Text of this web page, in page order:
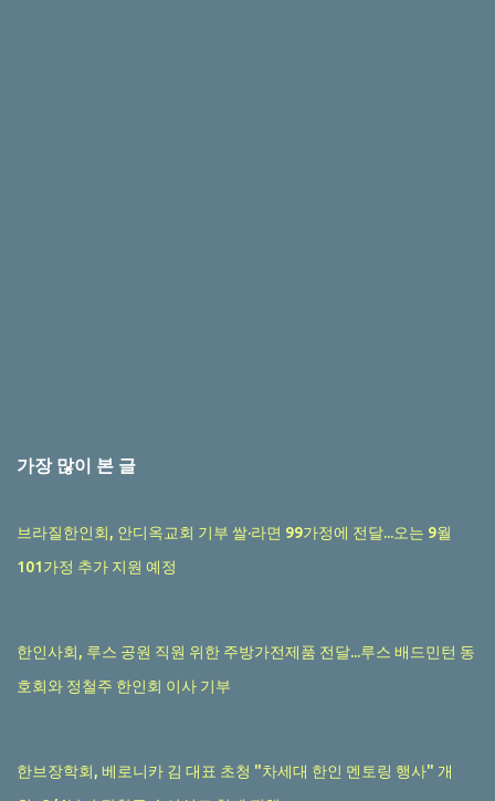
가장 많이 본 글
브라질한인회, 안디옥교회 기부 쌀·라면 99가정에 전달...오는 9월
101가정 추가 지원 예정
한인사회, 루스 공원 직원 위한 주방가전제품 전달...루스 배드민턴 동
호회와 정철주 한인회 이사 기부
한브장학회, 베로니카 김 대표 초청 "차세대 한인 멘토링 행사" 개